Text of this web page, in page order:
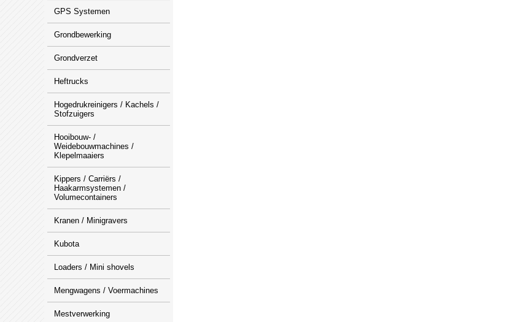
GPS Systemen
Grondbewerking
Grondverzet
Heftrucks
Hogedrukreinigers / Kachels /
Stofzuigers
Hooibouw- /
Weidebouwmachines /
Klepelmaaiers
Kippers / Carriërs /
Haakarmsystemen /
Volumecontainers
Kranen / Minigravers
Kubota
Loaders / Mini shovels
Mengwagens / Voermachines
Mestverwerking